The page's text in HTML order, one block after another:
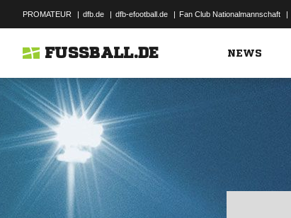
PROMATEUR | dfb.de | dfb-efootball.de | Fan Club Nationalmannschaft |
FUSSBALL.DE NEWS